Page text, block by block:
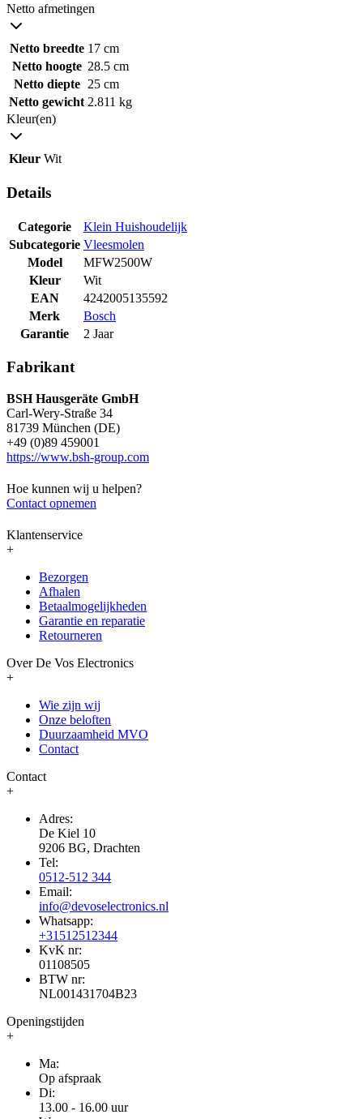
Netto afmetingen
Netto breedte 17 cm
Netto hoogte 28.5 cm
Netto diepte
25 cm
Netto gewicht 2.811 kg
Kleur(en)
Kleur Wit
Details
Categorie
Klein Huishoudelijk
Subcategorie Vleesmolen
Model
MFW2500W
Kleur
Wit
EAN
4242005135592
Merk
Bosch
Garantie
2 Jaar
Fabrikant
BSH Hausgeräte GmbH
Carl-Wery-Straße 34
81739 München (DE)
+49 (0)89 459001
https://www.bsh-group.com
Hoe kunnen wij u helpen?
Contact opnemen
Klantenservice
+
Bezorgen
Afhalen
Betaalmogelijkheden
Garantie en reparatie
Retourneren
Over De Vos Electronics
+
Wie zijn wij
Onze beloften
Duurzaamheid MVO
Contact
Contact
+
Adres:
De Kiel 10
9206 BG, Drachten
Tel:
0512-512 344
Email:
info@devoselectronics.nl
Whatsapp:
+31512512344
KvK nr:
01108505
BTW nr:
NL001431704B23
Openingstijden
+
Ma:
Op afspraak
Di:
13.00 - 16.00 uur